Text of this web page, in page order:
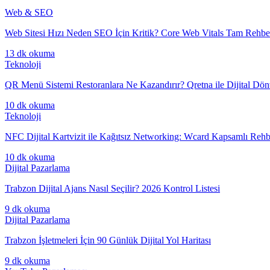
Web & SEO
Web Sitesi Hızı Neden SEO İçin Kritik? Core Web Vitals Tam
13 dk okuma
Teknoloji
QR Menü Sistemi Restoranlara Ne Kazandırır? Qretna ile Dijital
10 dk okuma
Teknoloji
NFC Dijital Kartvizit ile Kağıtsız Networking: Wcard Kapsamlı
10 dk okuma
Dijital Pazarlama
Trabzon Dijital Ajans Nasıl Seçilir? 2026 Kontrol Listesi
9 dk okuma
Dijital Pazarlama
Trabzon İşletmeleri İçin 90 Günlük Dijital Yol Haritası
9 dk okuma